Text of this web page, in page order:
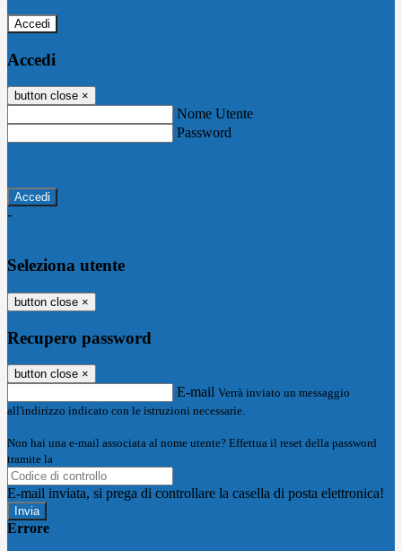
Accedi
Accedi
button close ×
Nome Utente
Password
-
Seleziona utente
button close ×
Recupero password
button close ×
E-mail Verrà inviato un messaggio
all'indirizzo indicato con le istruzioni necessarie.
Non hai una e-mail associata al nome utente? Effettua il reset della password
tramite la
E-mail inviata, si prega di controllare la casella di posta elettronica!
Errore